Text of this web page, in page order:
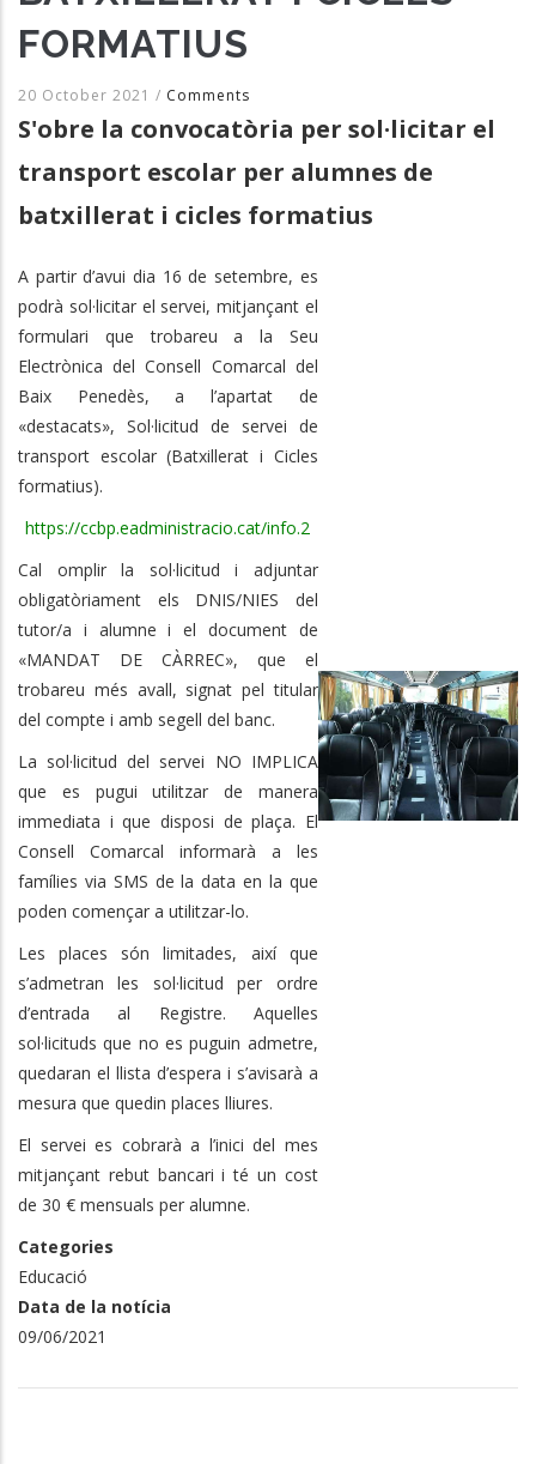
FORMATIUS
20 October 2021 / Comments
S'obre la convocatòria per sol·licitar el
transport escolar per alumnes de
batxillerat i cicles formatius
A partir d’avui dia 16 de setembre, es
podrà sol·licitar el servei, mitjançant el
formulari que trobareu a la Seu
Electrònica del Consell Comarcal del
Baix Penedès, a l’apartat de
«destacats», Sol·licitud de servei de
transport escolar (Batxillerat i Cicles
formatius).
https://ccbp.eadministracio.cat/info.2
Cal omplir la sol·licitud i adjuntar
obligatòriament els DNIS/NIES del
tutor/a i alumne i el document de
«MANDAT DE CÀRREC», que el
trobareu més avall, signat pel titular
del compte i amb segell del banc.
La sol·licitud del servei NO IMPLICA
que es pugui utilitzar de manera
immediata i que disposi de plaça. El
Consell Comarcal informarà a les
famílies via SMS de la data en la que
poden començar a utilitzar-lo.
Les places són limitades, així que
s’admetran les sol·licitud per ordre
d’entrada al Registre. Aquelles
sol·licituds que no es puguin admetre,
quedaran el llista d’espera i s’avisarà a
mesura que quedin places lliures.
El servei es cobrarà a l’inici del mes
mitjançant rebut bancari i té un cost
de 30 € mensuals per alumne.
Categories
Educació
Data de la notícia
09/06/2021